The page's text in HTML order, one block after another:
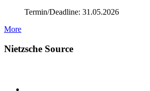
Termin/Deadline: 31.05.2026
More
Nietzsche Source